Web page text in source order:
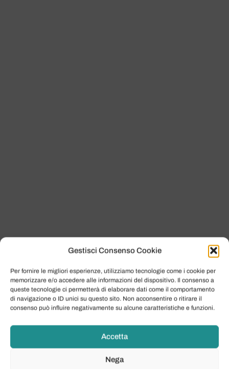
Gestisci Consenso Cookie
Per fornire le migliori esperienze, utilizziamo tecnologie come i cookie per
memorizzare e/o accedere alle informazioni del dispositivo. Il consenso a
queste tecnologie ci permetterà di elaborare dati come il comportamento
di navigazione o ID unici su questo sito. Non acconsentire o ritirare il
consenso può influire negativamente su alcune caratteristiche e funzioni.
Accetta
Nega